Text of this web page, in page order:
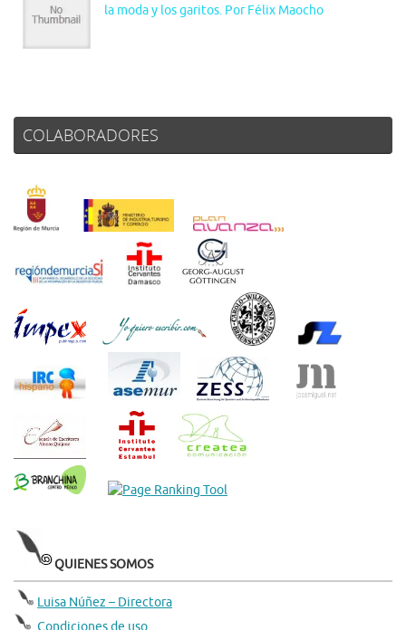
la moda y los garitos. Por Félix Maocho
COLABORADORES
QUIENES SOMOS
Luisa Núñez – Directora
Condiciones de uso.